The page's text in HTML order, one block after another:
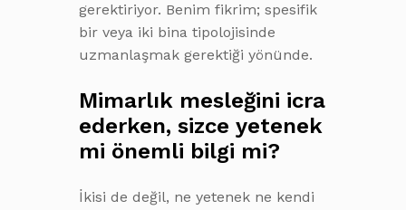
gerektiriyor. Benim fikrim; spesifik
bir veya iki bina tipolojisinde
uzmanlaşmak gerektiği yönünde.
Mimarlık mesleğini icra
ederken, sizce yetenek
mi önemli bilgi mi?
İkisi de değil, ne yetenek ne kendi